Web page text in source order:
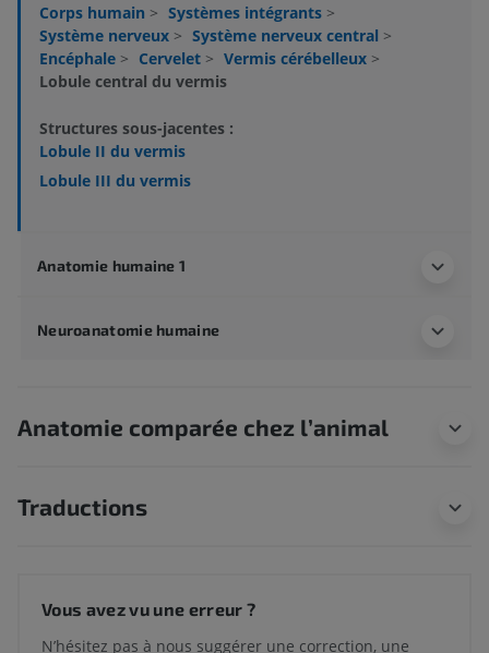
Corps humain > Systèmes intégrants >
Système nerveux > Système nerveux central >
Encéphale > Cervelet > Vermis cérébelleux >
Lobule central du vermis
Structures sous-jacentes :
Lobule II du vermis
Lobule III du vermis
Anatomie humaine 1
Neuroanatomie humaine
Anatomie comparée chez l’animal
Traductions
Vous avez vu une erreur ?
N’hésitez pas à nous suggérer une correction, une